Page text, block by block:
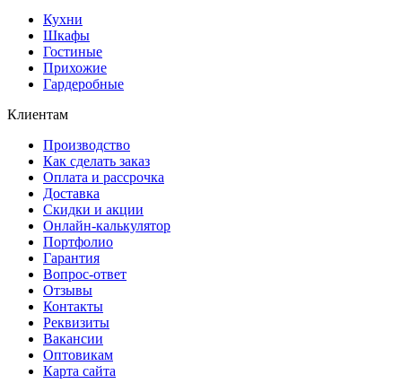
Кухни
Шкафы
Гостиные
Прихожие
Гардеробные
Клиентам
Производство
Как сделать заказ
Оплата и рассрочка
Доставка
Скидки и акции
Онлайн-калькулятор
Портфолио
Гарантия
Вопрос-ответ
Отзывы
Контакты
Реквизиты
Вакансии
Оптовикам
Карта сайта